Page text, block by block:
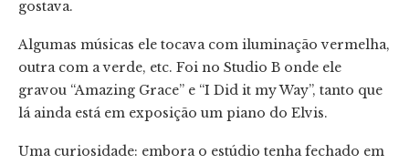
gostava.
Algumas músicas ele tocava com iluminação vermelha,
outra com a verde, etc. Foi no Studio B onde ele
gravou “Amazing Grace” e “I Did it my Way”, tanto que
lá ainda está em exposição um piano do Elvis.
Uma curiosidade: embora o estúdio tenha fechado em